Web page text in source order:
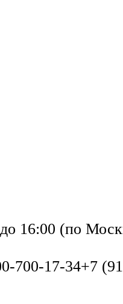
16:00 (по
700-17-34+7